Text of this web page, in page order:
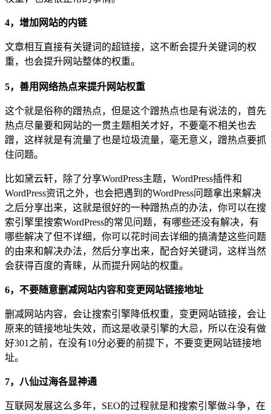
4，增加网站的内链
文章相互直接有关键词的超链接，这不断会提升关键词的权
重，也会提升网站整体的权重。
5，善用网络热点来提升网站权重
这个就是俗称的蹭热点，但是这个蹭热点也是有说法的，首先
热点尽量要和网站的一贯主题相关才好，不要毫不相关也去
蹭，这样就是有流量了也是垃圾流量，毫无意义，蹭热点要抓
住问题。
比如黛云轩，除了分享WordPress主题，WordPress插件和
WordPress资讯之外，也会把遇到的WordPress问题拿出来解决
之后分享出来，这就是很好的一种蹭热点的办法，你可以在搜
索引擎里搜索WordPress的常见问题，有哪些还没有解决，有
哪些解决了但不详细，你可以花时间去详细的搞清楚这些问题
的由来和解决办法，然后分享出来，配合好关键词，这样当然
会获得百度的青睐，从而提升网站的权重。
6，不要随意删减网站内容和变更网站链接地址
删减网站内容，会让搜索引擎降低权重，变更网站链接，会让
原来的链接地址失效，而这是收录引擎的大忌，所以在没有做
好301之前，在没有10分必要的前提下，不要变更网站链接地
址。
7，八仙过海各显神通
互联网发展这么多年，SEO的过程就是和搜索引擎做斗争，在